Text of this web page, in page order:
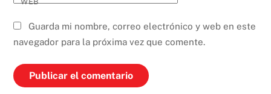
Guarda mi nombre, correo electrónico y web en este
navegador para la próxima vez que comente.